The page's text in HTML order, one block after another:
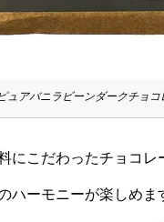
ュアバニラビーンダークチョコ
こだわったチョコレ
ーモニーが楽しめま